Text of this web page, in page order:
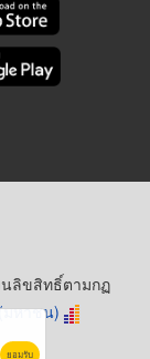
นลิขสิทธิ์ตามกฏ
มหาชน)
ยอมรับ